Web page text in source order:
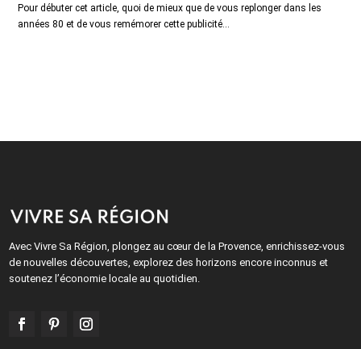
Pour débuter cet article, quoi de mieux que de vous replonger dans les
années 80 et de vous remémorer cette publicité...
Avec Vivre Sa Région, plongez au cœur de la Provence, enrichissez-vous
de nouvelles découvertes, explorez des horizons encore inconnus et
soutenez l’économie locale au quotidien.